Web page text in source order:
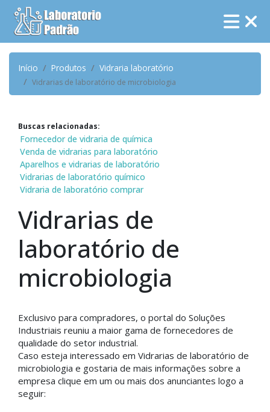
Início Produtos Vidraria laboratório
Vidrarias de laboratório de microbiologia
Buscas relacionadas:
Fornecedor de vidraria de química
Venda de vidrarias para laboratório
Aparelhos e vidrarias de laboratório
Vidrarias de laboratório químico
Vidraria de laboratório comprar
Vidrarias de
laboratório de
microbiologia
Exclusivo para compradores, o portal do Soluções
Industriais reuniu a maior gama de fornecedores de
qualidade do setor industrial.
Caso esteja interessado em Vidrarias de laboratório de
microbiologia e gostaria de mais informações sobre a
empresa clique em um ou mais dos anunciantes logo a
seguir: